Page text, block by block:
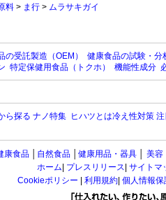
料 > ま行 > ムラサキガイ
の受託製造（OEM）
健康食品の試験・分
特定保健用食品（トクホ） 機能性成分
ら探る ナノ特集 ヒハツとは冷え性対策
康食品 自然食品 健康用品・器具 美容
ホーム プレスリリース サイトマ
Cookieポリシー
利用規約 個人情報